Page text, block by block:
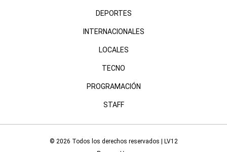
DEPORTES
INTERNACIONALES
LOCALES
TECNO
PROGRAMACIÓN
STAFF
© 2026 Todos los derechos reservados | LV12